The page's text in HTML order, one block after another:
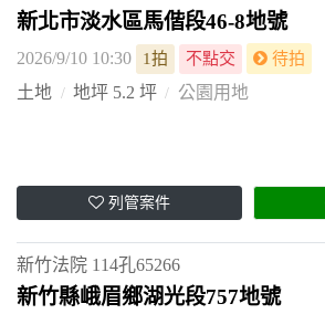
新北市淡水區馬偕段46-8地號
2026/9/10 10:30 1拍 不點交 待拍
土地 地坪 5.2 坪 公園用地
列管案件
新竹法院 114孔65266
新竹縣峨眉鄉湖光段757地號